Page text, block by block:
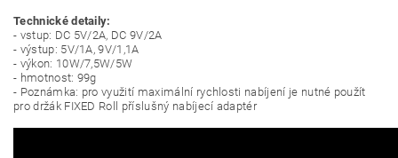
Technické detaily:
- vstup: DC 5V/2A, DC 9V/2A
- výstup: 5V/1A, 9V/1,1A
- výkon: 10W/7,5W/5W
- hmotnost: 99g
- Poznámka: pro využití maximální rychlosti nabíjení je nutné použít
pro držák FIXED Roll příslušný nabíjecí adaptér